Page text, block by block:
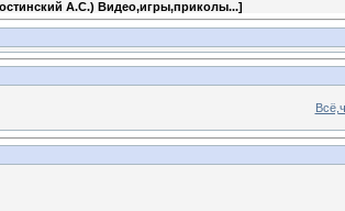
А.С.) Видео,игры,приколы...]